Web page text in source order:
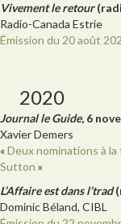
Vivement le retour
Radio-Canada Estrie
Émission du 20 août
2020
Journal le Guide, 6
Xavier Demers
«Deux nominations à
Sutton »
L’Affaire est dans l’trad
Dominic Béland, CIBL